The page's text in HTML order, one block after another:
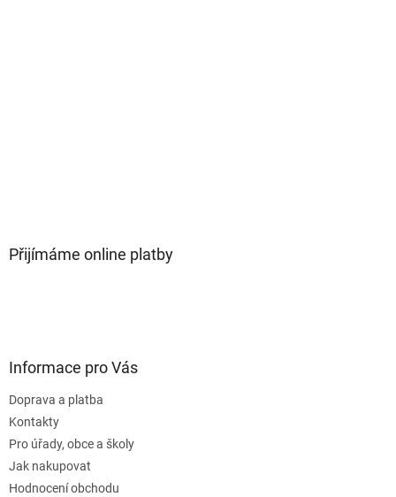
Přijímáme online platby
Informace pro Vás
Doprava a platba
Kontakty
Pro úřady, obce a školy
Jak nakupovat
Hodnocení obchodu